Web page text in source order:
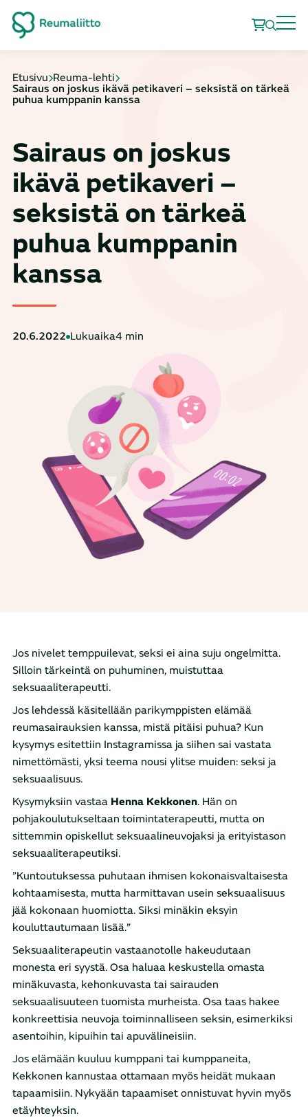
Etusivu Reuma-lehti
Sairaus on joskus ikävä petikaveri – seksistä on tärkeä
puhua kumppanin kanssa
Sairaus on joskus
ikävä petikaveri –
seksistä on tärkeä
puhua kumppanin
kanssa
20.6.2022 Lukuaika4 min
Jos nivelet temppuilevat, seksi ei aina suju ongelmitta.
Silloin tärkeintä on puhuminen, muistuttaa
seksuaaliterapeutti.
Jos lehdessä käsitellään parikymppisten elämää
reumasairauksien kanssa, mistä pitäisi puhua? Kun
kysymys esitettiin Instagramissa ja siihen sai vastata
nimettömästi, yksi teema nousi ylitse muiden: seksi ja
seksuaalisuus.
Kysymyksiin vastaa Henna Kekkonen. Hän on
pohjakoulutukseltaan toimintaterapeutti, mutta on
sittemmin opiskellut seksuaalineuvojaksi ja erityistason
seksuaaliterapeutiksi.
”Kuntoutuksessa puhutaan ihmisen kokonaisvaltaisesta
kohtaamisesta, mutta harmittavan usein seksuaalisuus
jää kokonaan huomiotta. Siksi minäkin eksyin
kouluttautumaan lisää.”
Seksuaaliterapeutin vastaanotolle hakeudutaan
monesta eri syystä. Osa haluaa keskustella omasta
minäkuvasta, kehonkuvasta tai sairauden
seksuaalisuuteen tuomista murheista. Osa taas hakee
konkreettisia neuvoja toiminnalliseen seksin, esimerkiksi
asentoihin, kipuihin tai apuvälineisiin.
Jos elämään kuuluu kumppani tai kumppaneita,
Kekkonen kannustaa ottamaan myös heidät mukaan
tapaamisiin. Nykyään tapaamiset onnistuvat hyvin myös
etäyhteyksin.